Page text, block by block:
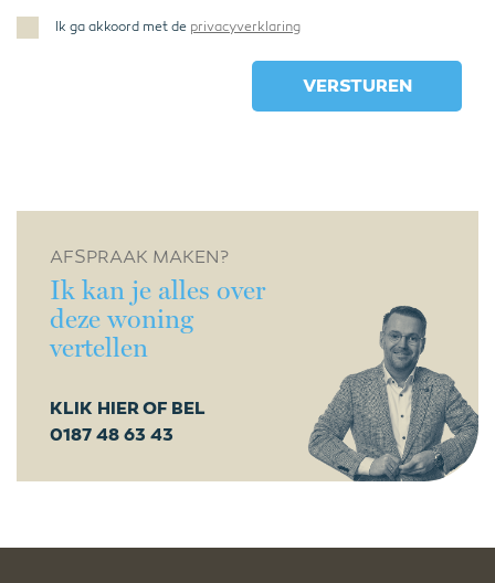
Ik ga akkoord met de privacyverklaring
AFSPRAAK MAKEN?
Ik kan je alles over
deze woning
vertellen
KLIK HIER OF BEL
0187 48 63 43